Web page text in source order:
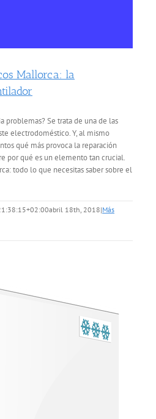
Mallorca: la
problemas? Se trata de una de las
electrodoméstico. Y, al mismo
qué más provoca la reparación
por qué es un elemento tan crucial.
todo lo que necesitas saber sobre el
abril 18th, 2018|Más